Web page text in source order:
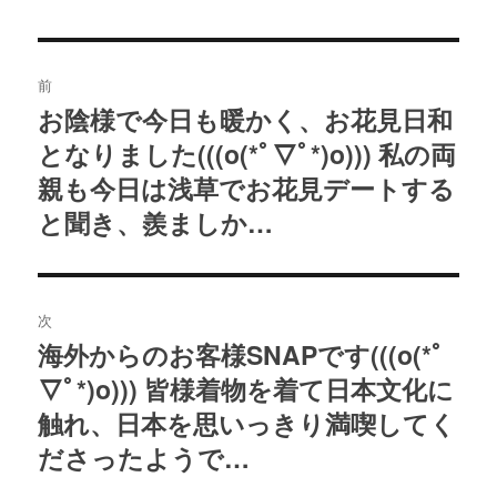
投
稿
ナ
ビ
ゲ
ー
シ
ョ
ン
前
過
去
の
投
稿:
お陰様で今日も暖かく、お花見日和
となりました(((o(*ﾟ▽ﾟ*)o))) 私の両
親も今日は浅草でお花見デートする
と聞き、羨ましか…
次
次
の
投
稿:
海外からのお客様SNAPです(((o(*ﾟ
▽ﾟ*)o))) 皆様着物を着て日本文化に
触れ、日本を思いっきり満喫してく
ださったようで…